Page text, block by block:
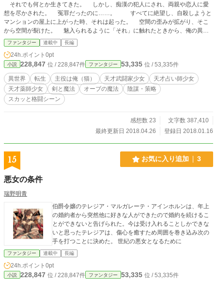
それでも何とか生きてきた。 しかし、痴漢の犯人にされ、両親や恋人に愛
想を尽かされた。 冤罪だったのに……。 すべてに絶望し、自殺しようと
マンションの屋上に上がった時、それは起った。 空間の歪みが拡がり、そこ
から空間が裂けた。 魅入られるように「それ」に触れたときから、俺の異世
界生活が始まったんだ。
ファンタジー 連載中 長編
24h.ポイント 0pt
小説 228,847 位 / 228,847件 ファンタジー 53,335 位 / 53,335件
異世界 転生 主役は俺（猫） 天才武闘家少女
天才占い師少女
天才薬師少女
剣と魔法 オーブの魔法
陰謀・策略
スカッと格闘シーン
感想数 23
文字数 387,410
最終更新日 2018.04.26
登録日 2018.01.16
15 お気に入り追加 3
悪女の条件
瑞野明青
伯爵令嬢のテレジア・マルガレーテ・アインホルンは、年上
の婚約者から突然他に好きな人ができたので婚約を続けるこ
とができないと告げられた。今は受け入れることしかできな
いと思ったテレジアは、傷心を癒すため周囲を巻き込み次の
手を打つことに決めた。 世紀の悪女となるために
ファンタジー 連載中 長編
24h.ポイント 0pt
小説 228,847 位 / 228,847件 ファンタジー 53,335 位 / 53,335件